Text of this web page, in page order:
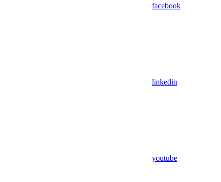
facebook
linkedin
youtube